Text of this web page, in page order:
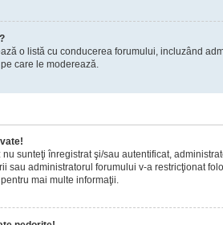
o listă cu conducerea forumului, incluzând
care le moderează.
nu sunteţi înregistrat şi/sau autentificat,
sau administratorul forumului v-a restricţionat
mai multe informaţii.